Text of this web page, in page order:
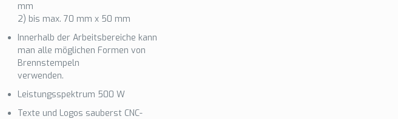
mm
2) bis max. 70 mm x 50 mm
Innerhalb der Arbeitsbereiche kann
man alle möglichen Formen von
Brennstempeln
verwenden.
Leistungsspektrum 500 W
Texte und Logos sauberst CNC-